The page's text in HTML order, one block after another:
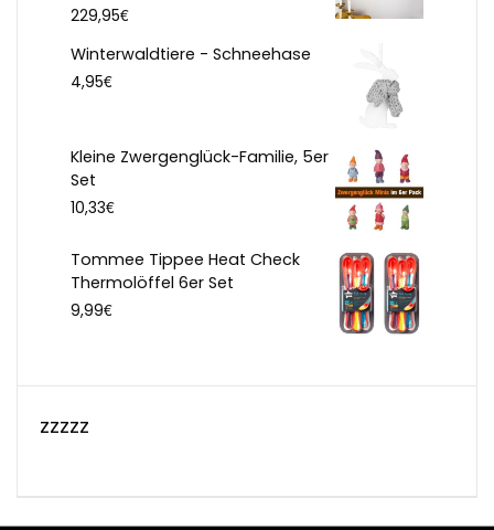
229,95€
Winterwaldtiere - Schneehase
4,95€
Kleine Zwergenglück-Familie, 5er
Set
10,33€
Tommee Tippee Heat Check
Thermolöffel 6er Set
9,99€
zzzzz